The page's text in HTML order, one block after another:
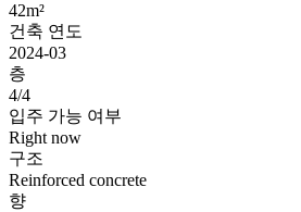
42m²
건축 연도
2024-03
층
4/4
입주 가능 여부
Right now
구조
Reinforced concrete
향